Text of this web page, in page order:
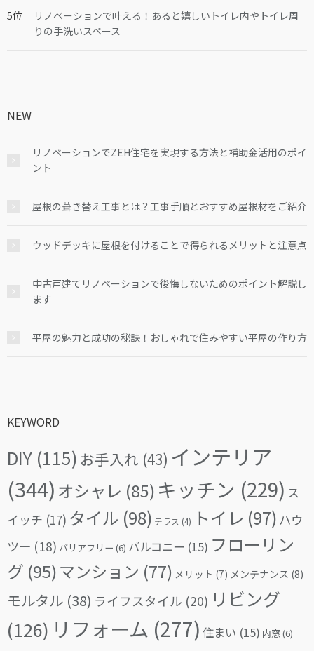
リノベーションで叶える！あると嬉しいトイレ内やトイレ周
りの手洗いスペース
NEW
リノベーションでZEH住宅を実現する方法と補助金活用のポイ
ント
屋根の葺き替え工事とは？工事手順とおすすめ屋根材をご紹介
ウッドデッキに屋根を付けることで得られるメリットと注意点
中古戸建てリノベーションで後悔しないためのポイント解説し
ます
平屋の魅力と成功の秘訣！おしゃれで住みやすい平屋の作り方
KEYWORD
DIY (115) お手入れ (43) インテリア
(344) オシャレ (85) キッチン (229) ス
イッチ (17) タイル (98) テラス (4) トイレ (97) ハウ
ツー (18) バリアフリー (6) バルコニー (15) フローリン
グ (95)マンション (77) メリット (7) メンテナンス (8)
モルタル (38) ライフスタイル (20) リビング
(126) リフォーム (277) 住まい (15) 内窓(6)